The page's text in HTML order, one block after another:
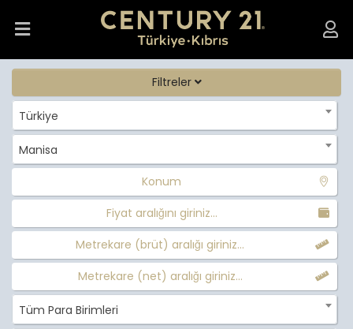
Filtreler
Türkiye
Manisa
Konum
Fiyat aralığını giriniz...
Metrekare (brüt) aralığı giriniz...
Metrekare (net) aralığı giriniz...
Tüm Para Birimleri